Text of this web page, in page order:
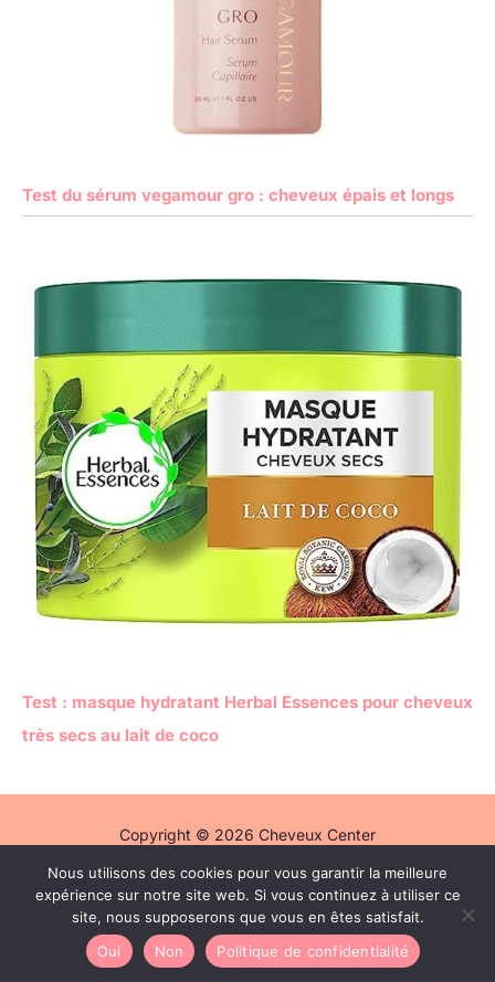
Test du sérum vegamour gro : cheveux épais et longs
Test : masque hydratant Herbal Essences pour cheveux
très secs au lait de coco
Copyright © 2026 Cheveux Center
Politique de confidentialité
Mentions légales
Contact
Nous utilisons des cookies pour vous garantir la meilleure
expérience sur notre site web. Si vous continuez à utiliser ce
site, nous supposerons que vous en êtes satisfait.
Oui
Non Politique de confidentialité